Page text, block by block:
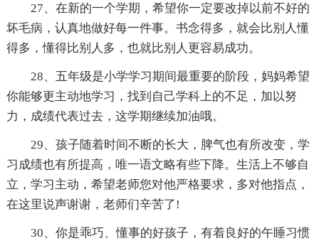
27、在新的一个学期，希望你一定要改掉以前不好的
坏毛病，认真地做好每一件事。书念得多，就会比别人懂
得多，懂得比别人多，也就比别人更容易成功。
28、五年级是小学学习期间最重要的阶段，妈妈希望
你能够更主动地学习，找到自己学科上的不足，加以努
力，成绩代表过去，这学期继续加油哦。
29、孩子随着时间不断的长大，脾气也有所改变，学
习成绩也有所提高，唯一语文略有些下降。生活上不够自
立，学习主动，希望老师您对他严格要求，多对他指点，
在这里说声谢谢，老师们辛苦了!
30、你是乖巧、懂事的好孩子，有着良好的午睡习惯